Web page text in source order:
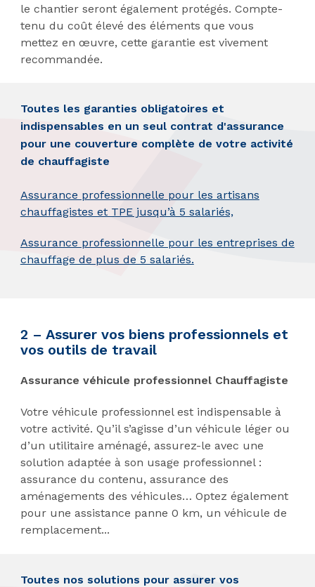
le chantier seront également protégés. Compte-
tenu du coût élevé des éléments que vous
mettez en œuvre, cette garantie est vivement
recommandée.
Toutes les garanties obligatoires et
indispensables en un seul contrat d'assurance
pour une couverture complète de votre activité
de chauffagiste
Assurance professionnelle pour les artisans
chauffagistes et TPE jusqu’à 5 salariés,
Assurance professionnelle pour les entreprises de
chauffage de plus de 5 salariés.
2 – Assurer vos biens professionnels et
vos outils de travail
Assurance véhicule professionnel Chauffagiste
Votre véhicule professionnel est indispensable à
votre activité. Qu’il s’agisse d’un véhicule léger ou
d’un utilitaire aménagé, assurez-le avec une
solution adaptée à son usage professionnel :
assurance du contenu, assurance des
aménagements des véhicules… Optez également
pour une assistance panne 0 km, un véhicule de
remplacement...
Toutes nos solutions pour assurer vos